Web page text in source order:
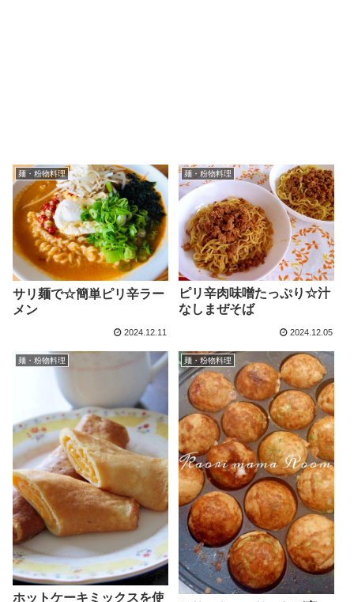
麺・粉物料理
サリ麺で☆簡単ピリ辛ラー
メン
2024.12.11
麺・粉物料理
ピリ辛肉味噌たっぷり☆汁
なしまぜそば
2024.12.05
麺・粉物料理
ホットケーキミックスを使
麺・粉物料理